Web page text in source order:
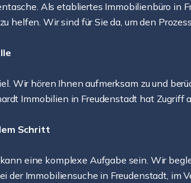
Als etabliertes Immobilienbüro in
helfen. Wir sind für Sie da, um den
Wir hören Ihnen aufmerksam zu und
Immobilien in Freudenstadt hat
Schritt
eine komplexe Aufgabe sein. Wir
der Immobiliensuche in Freudenstadt, im